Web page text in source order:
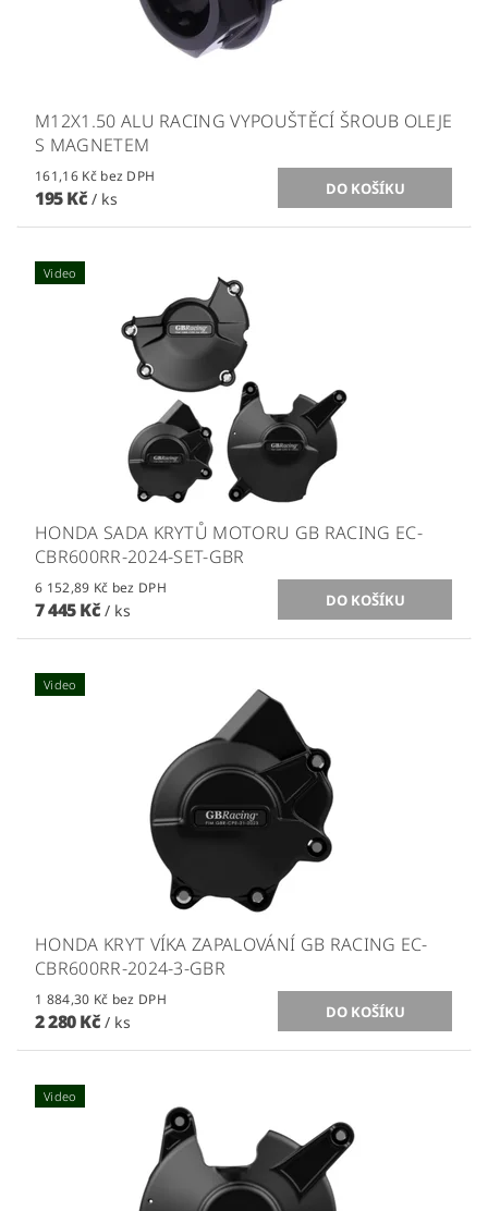
M12X1.50 ALU RACING VYPOUŠTĚCÍ ŠROUB OLEJE
S MAGNETEM
161,16 Kč bez DPH
195 Kč / ks
Video
HONDA SADA KRYTŮ MOTORU GB RACING EC-
CBR600RR-2024-SET-GBR
6 152,89 Kč bez DPH
7 445 Kč / ks
Video
HONDA KRYT VÍKA ZAPALOVÁNÍ GB RACING EC-
CBR600RR-2024-3-GBR
1 884,30 Kč bez DPH
2 280 Kč / ks
Video